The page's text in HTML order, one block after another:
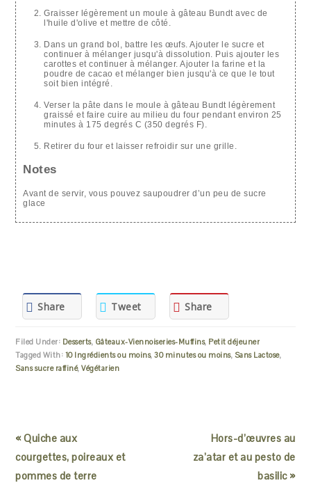
Graisser légèrement un moule à gâteau Bundt avec de
l'huile d'olive et mettre de côté.
Dans un grand bol, battre les œufs. Ajouter le sucre et
continuer à mélanger jusqu'à dissolution. Puis ajouter les
carottes et continuer à mélanger. Ajouter la farine et la
poudre de cacao et mélanger bien jusqu'à ce que le tout
soit bien intégré.
Verser la pâte dans le moule à gâteau Bundt légèrement
graissé et faire cuire au milieu du four pendant environ 25
minutes à 175 degrés C (350 degrés F).
Retirer du four et laisser refroidir sur une grille.
Notes
Avant de servir, vous pouvez saupoudrer d’un peu de sucre
glace
Share Tweet Share
Filed Under: Desserts, Gâteaux-Viennoiseries-Muffins, Petit déjeuner
Tagged With: 10 Ingrédients ou moins,30 minutes ou moins, Sans Lactose,
Sans sucre raffiné,Végétarien
« Quiche aux
courgettes, poireaux et
pommes de terre
Hors-d’œuvres au
za’atar et au pesto de
basilic »